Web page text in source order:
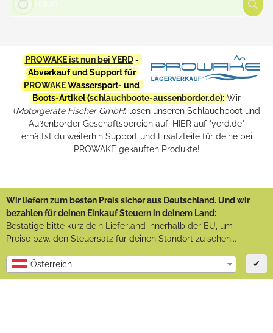
PROWAKE ist nun bei YERD-
Abverkauf und Support für
PROWAKEWassersport- und
Boots-Artikel (schlauchboote-aussenborder.de): Wir
(Motorgeräte Fischer GmbH) lösen unseren Schlauchboot und
Außenborder Geschäftsbereich auf. HIER auf "yerd.de"
erhältst du weiterhin Support und Ersatzteile für deine bei
PROWAKE gekauften Produkte!
Wir liefern zum besten Preis sicher aus Deutschland. Und wir
bezahlen für deinen Einkauf Steuern in deinem Land:
Bestätige bitte kurz dein Lieferland innerhalb der EU, um
Preise bzw. den Steuersatz für deinen Standort zu sehen...
Österreich ✔